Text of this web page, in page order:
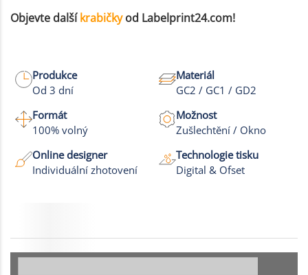
Objevte dalšíkrabičkyod Labelprint24.com!
Produkce
Od 3 dní
Materiál
GC2 / GC1 / GD2
Formát
100% volný
Možnost
Zušlechtění / Okno
Online designer
Individuální zhotovení
Technologie tisku
Digital & Ofset